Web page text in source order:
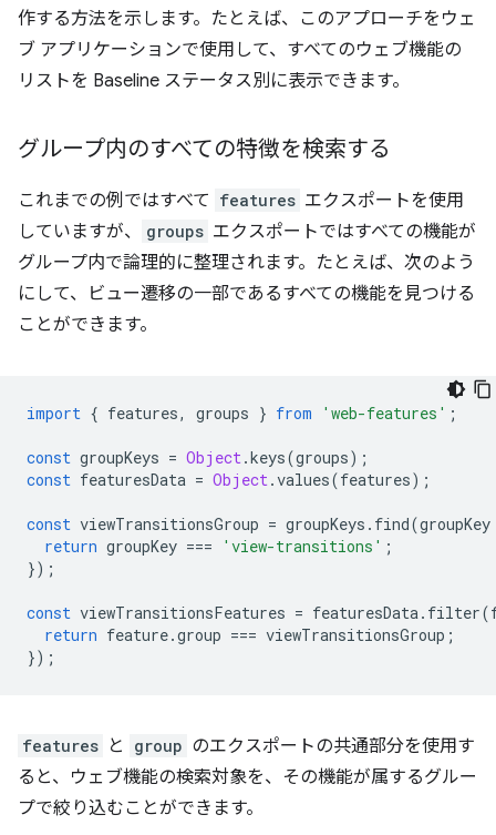
作する方法を示します。たとえば、このアプローチをウェ
ブ アプリケーションで使用して、すべてのウェブ機能の
リストを Baseline ステータス別に表示できます。
グループ内のすべての特徴を検索する
これまでの例ではすべて features エクスポートを使用
していますが、
groups エクスポートではすべての機能が
グループ内で論理的に整理されます。たとえば、次のよう
にして、ビュー遷移の一部であるすべての機能を見つける
ことができます。
import { features, groups } from 'web-features' ;
const groupKeys = Object.keys(groups);
const featuresData = Object.values(features);
const viewTransitionsGroup = groupKeys . find(groupKey
return groupKey === 'view-transitions' ;
});
const viewTransitionsFeatures = featuresData. filter(
return feature.group === viewTransitionsGroup ;
});
features と group のエクスポートの共通部分を使用す
ると、ウェブ機能の検索対象を、その機能が属するグルー
プで絞り込むことができます。